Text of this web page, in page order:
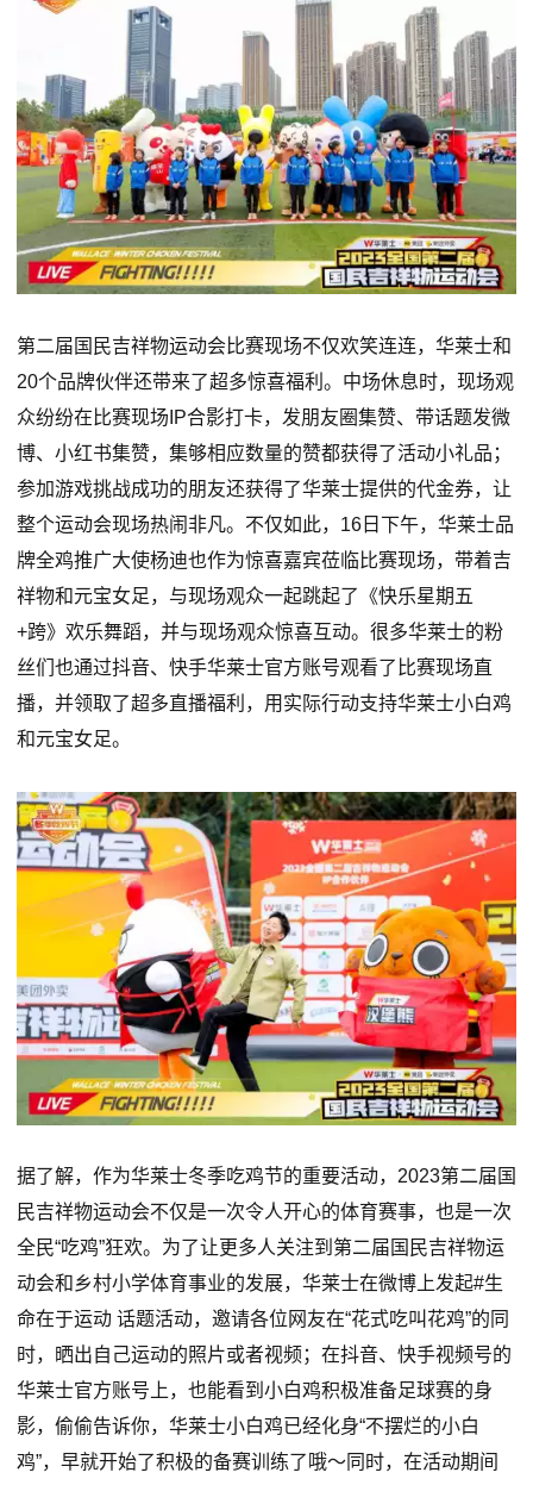
第二届国民吉祥物运动会比赛现场不仅欢笑连连，华莱士和
20个品牌伙伴还带来了超多惊喜福利。中场休息时，现场观
众纷纷在比赛现场IP合影打卡，发朋友圈集赞、带话题发微
博、小红书集赞，集够相应数量的赞都获得了活动小礼品；
参加游戏挑战成功的朋友还获得了华莱士提供的代金券，让
整个运动会现场热闹非凡。不仅如此，16日下午，华莱士品
牌全鸡推广大使杨迪也作为惊喜嘉宾莅临比赛现场，带着吉
祥物和元宝女足，与现场观众一起跳起了《快乐星期五
+跨》欢乐舞蹈，并与现场观众惊喜互动。很多华莱士的粉
丝们也通过抖音、快手华莱士官方账号观看了比赛现场直
播，并领取了超多直播福利，用实际行动支持华莱士小白鸡
和元宝女足。
据了解，作为华莱士冬季吃鸡节的重要活动，2023第二届国
民吉祥物运动会不仅是一次令人开心的体育赛事，也是一次
全民“吃鸡”狂欢。为了让更多人关注到第二届国民吉祥物运
动会和乡村小学体育事业的发展，华莱士在微博上发起#生
命在于运动 话题活动，邀请各位网友在“花式吃叫花鸡”的同
时，晒出自己运动的照片或者视频；在抖音、快手视频号的
华莱士官方账号上，也能看到小白鸡积极准备足球赛的身
影，偷偷告诉你，华莱士小白鸡已经化身“不摆烂的小白
鸡”，早就开始了积极的备赛训练了哦～同时，在活动期间